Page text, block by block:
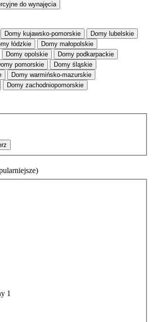
do wynajęcia
Domy kujawsko-pomorskie
Domy lubelskie
łódzkie
Domy małopolskie
Domy opolskie
Domy podkarpackie
pomorskie
Domy śląskie
Domy warmińsko-mazurskie
Domy zachodniopomorskie
1